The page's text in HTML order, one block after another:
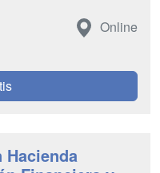
Online